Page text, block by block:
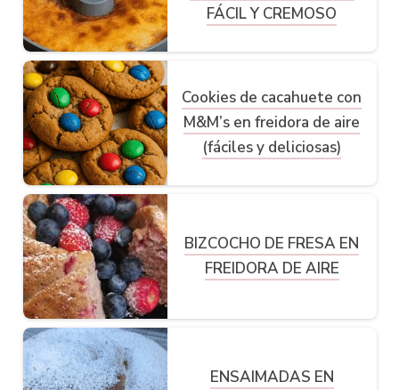
FÁCIL Y CREMOSO
Cookies de cacahuete con
M&M’s en freidora de aire
(fáciles y deliciosas)
BIZCOCHO DE FRESA EN
FREIDORA DE AIRE
ENSAIMADAS EN